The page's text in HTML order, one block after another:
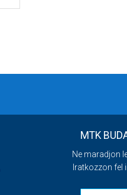
MTK
Ne maradjon
Iratkozzon fel